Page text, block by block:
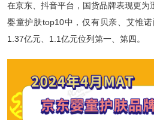
在京东、抖音平台，国货品牌表现更
婴童护肤top10中，仅有贝亲、艾惟
1.37亿元、1.1亿元位列第一、第四。